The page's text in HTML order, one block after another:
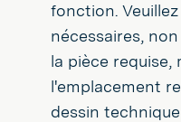
fonction.
nécessaires,
la pièce requise,
l'emplacement
dessin